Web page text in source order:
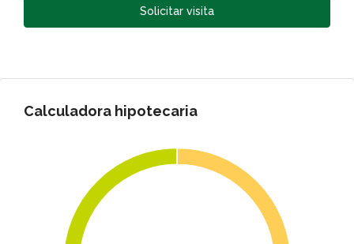
Solicitar visita
Calculadora hipotecaria